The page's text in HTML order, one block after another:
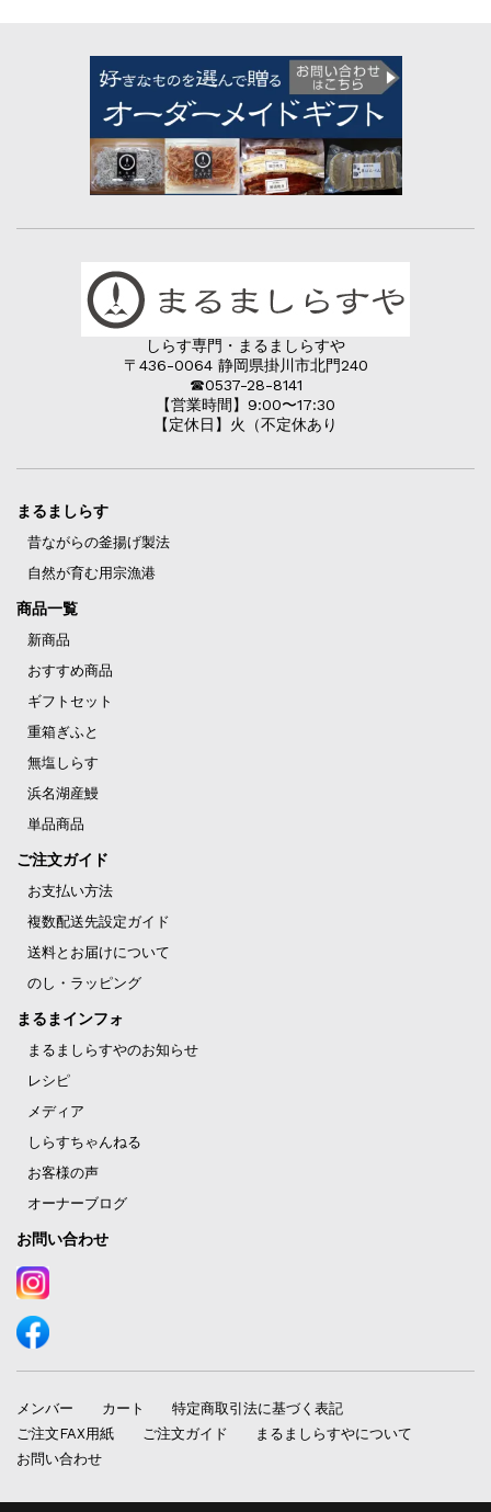
しらす専門・まるましらすや
〒436-0064 静岡県掛川市北門240
☎︎0537-28-8141
【営業時間】9:00〜17:30
【定休日】火（不定休あり
まるましらす
昔ながらの釜揚げ製法
自然が育む用宗漁港
商品一覧
新商品
おすすめ商品
ギフトセット
重箱ぎふと
無塩しらす
浜名湖産鰻
単品商品
ご注文ガイド
お支払い方法
複数配送先設定ガイド
送料とお届けについて
のし・ラッピング
まるまインフォ
まるましらすやのお知らせ
レシピ
メディア
しらすちゃんねる
お客様の声
オーナーブログ
お問い合わせ
メンバー カート
特定商取引法に基づく表記
ご注文FAX用紙
ご注文ガイド
まるましらすやについて
お問い合わせ